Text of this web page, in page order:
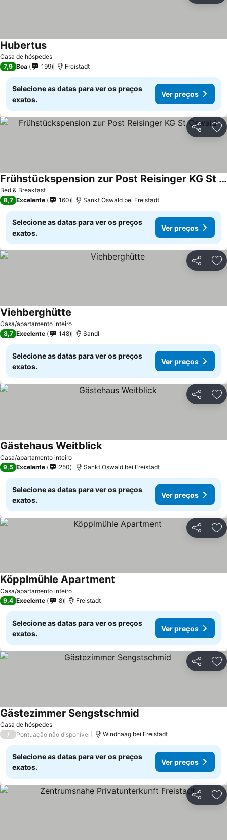
Casa de hóspedes
Hubertus
7,9 Boa 199 Freistadt
Selecione as datas para ver os preços
exatos.
Ver preços
Partilhar
Bed & Breakfast
Frühstückspension zur Post Reisinger KG St Oswald
8,7 Excelente 160 Sankt Oswald bei Freistadt
Selecione as datas para ver os preços
exatos.
Ver preços
Partilhar
Casa/apartamento inteiro
Viehberghütte
8,7 Excelente 148 Sandl
Selecione as datas para ver os preços
exatos.
Ver preços
Partilhar
Casa/apartamento inteiro
Gästehaus Weitblick
9,5 Excelente 250 Sankt Oswald bei Freistadt
Selecione as datas para ver os preços
exatos.
Ver preços
Partilhar
Casa/apartamento inteiro
Köpplmühle Apartment
9,4 Excelente 8 Freistadt
Selecione as datas para ver os preços
exatos.
Ver preços
Partilhar
Casa de hóspedes
Gästezimmer Sengstschmid
/ Pontuação não disponível Windhaag bei Freistadt
Selecione as datas para ver os preços
exatos.
Ver preços
Partilhar